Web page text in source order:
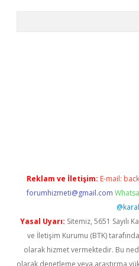
Reklam ve İletişim: E-mail:
forumhizmeti@gmail.com
Yasal Uyarı: Sitemiz, 5651 Sayılı
ve İletişim Kurumu (BTK)
olarak hizmet vermektedir. Bu
olarak denetleme veya araştırma